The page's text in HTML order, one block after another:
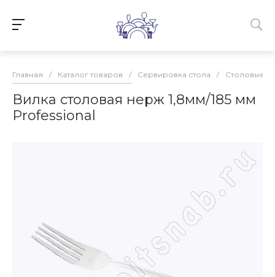
Главная / Каталог товаров / Сервировка стола / Столовые
Вилка столовая нерж 1,8мм/185 мм
Professional